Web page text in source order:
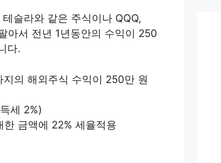
슬라와 같은 주식이나 QQQ,
아서 전년 1년동안의 수익이 250
다.
의 해외주식 수익이 250만 원
세 2%)
금액에 22% 세율적용